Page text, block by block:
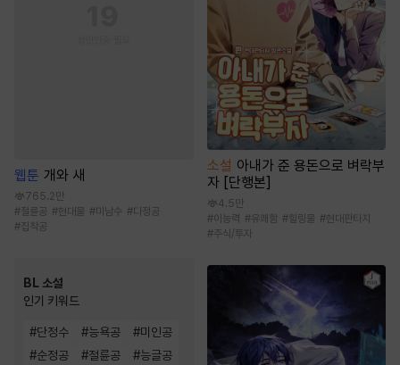
웹툰 개와 새
765.2만
#절륜공 #현대물 #미남수 #다정공
#집착공
BL 소설
인기 키워드
#단정수 #능욕공 #미인공
#순정공 #절륜공 #능글공
소설 아내가 준 용돈으로 벼락부
자 [단행본]
4.5만
#이능력 #유쾌함 #힐링물 #현대판타지
#주식/투자